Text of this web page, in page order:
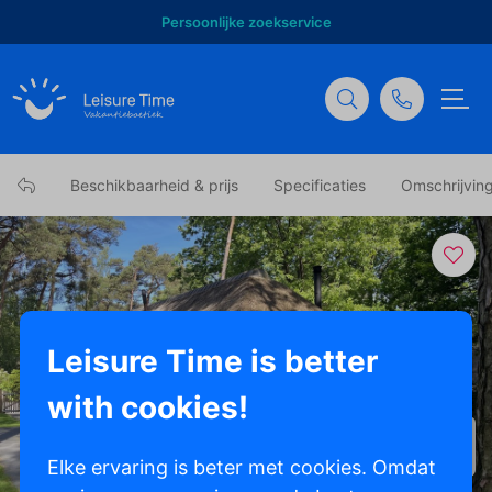
Persoonlijke zoekservice
Beschikbaarheid & prijs Specificaties
Leisure Time is better
with cookies!
Elke ervaring is beter met cookies. Omdat